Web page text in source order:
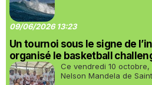
09/06/2026 13:23
Un tournoi sous le signe de
organisé le basketball
Ce vendredi 10
Nelson Mandela de